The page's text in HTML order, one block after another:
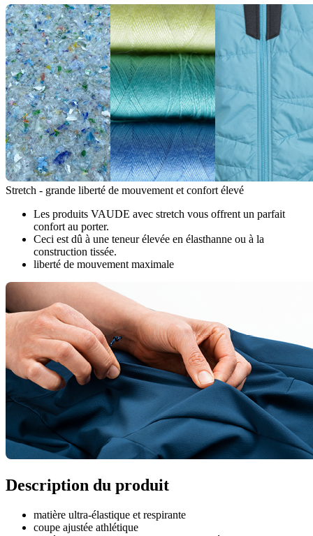
Stretch - grande liberté de mouvement et confort élevé
Les produits VAUDE avec stretch vous offrent un parfait
confort au porter.
Ceci est dû à une teneur élevée en élasthanne ou à la
construction tissée.
liberté de mouvement maximale
Description du produit
matière ultra-élastique et respirante
coupe ajustée athlétique